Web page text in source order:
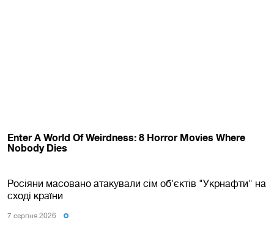
Росіяни масовано атакували сім об'єктів "Укрнафти" на
сході країни
7 серпня 2026